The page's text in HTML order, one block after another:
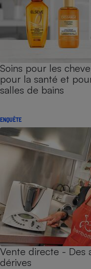
Soins pour les
pour la santé et
salles de bains
ENQUÊTE
Vente directe - Des
dérives